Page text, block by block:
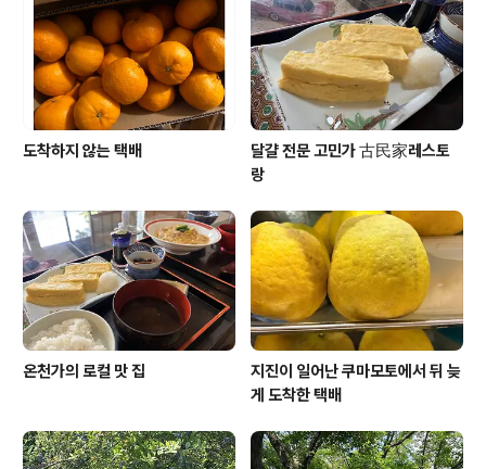
다 뭐 이런걸 보내셨는지 .... 어머님께 택배 도착했다 연락
드렸더니 뭔가 보내고 싶은데 뭘 보내야 할지 모르겠고 아
이스는 히로가 좋아 할것 같아 보..
도착하지 않는 택배
달걀 전문 고민가 古民家레스토
랑
온천가의 로컬 맛 집
지진이 일어난 쿠마모토에서 뒤 늦
게 도착한 택배